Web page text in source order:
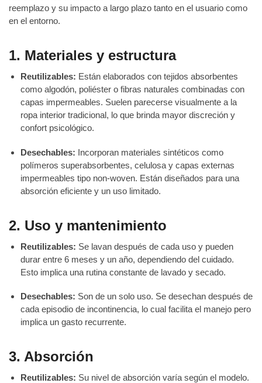
reemplazo y su impacto a largo plazo tanto en el usuario como
en el entorno.
1. Materiales y estructura
Reutilizables: Están elaborados con tejidos absorbentes
como algodón, poliéster o fibras naturales combinadas con
capas impermeables. Suelen parecerse visualmente a la
ropa interior tradicional, lo que brinda mayor discreción y
confort psicológico.
Desechables: Incorporan materiales sintéticos como
polímeros superabsorbentes, celulosa y capas externas
impermeables tipo non-woven. Están diseñados para una
absorción eficiente y un uso limitado.
2. Uso y mantenimiento
Reutilizables: Se lavan después de cada uso y pueden
durar entre 6 meses y un año, dependiendo del cuidado.
Esto implica una rutina constante de lavado y secado.
Desechables: Son de un solo uso. Se desechan después de
cada episodio de incontinencia, lo cual facilita el manejo pero
implica un gasto recurrente.
3. Absorción
Reutilizables: Su nivel de absorción varía según el modelo.